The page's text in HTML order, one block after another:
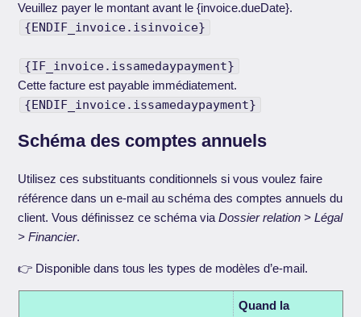
Veuillez payer le montant avant le {invoice.dueDate}.
{ENDIF_invoice.isinvoice}
{IF_invoice.issamedaypayment}
Cette facture est payable immédiatement.
{ENDIF_invoice.issamedaypayment}
Schéma des comptes annuels
Utilisez ces substituants conditionnels si vous voulez faire
référence dans un e-mail au schéma des comptes annuels du
client. Vous définissez ce schéma viaDossier relation > Légal
> Financier.
👉 Disponible dans tous les types de modèles d’e-mail.
Quand la